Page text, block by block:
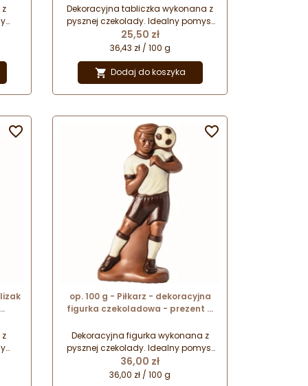
w pudełku
Dekoracyjna tabliczka wykonana z
pysznej czekolady. Idealny pomysł
na drobny upominek na każdą
okazję. Płaska figurka zapakowana
prezent gotowy do wręczenia
najbliższym.
Cena
25,50 zł
36,43 zł / 100 g
 Dodaj do koszyka

op. 100 g - Piłkarz - dekoracyjna
figurka czekoladowa - prezent w
Dekoracyjna figurka wykonana z
pysznej czekolady. Idealny pomysł
na drobny upominek na każdą
okazję. Figurka zapakowana w
Cena
36,00 zł
36,00 zł / 100 g
